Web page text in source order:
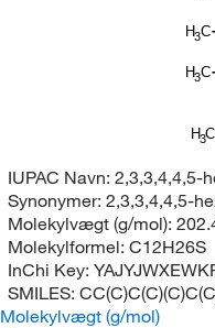
H3C
H3C
H3C
IUPAC Navn: 2,3,3,4,4,5-
Synonymer: 2,3,3,4,4,5-
Molekylvægt (g/mol):
Molekylformel: C12H26S
InChi Key:
SMILES:
Molekylvægt (g/mol)